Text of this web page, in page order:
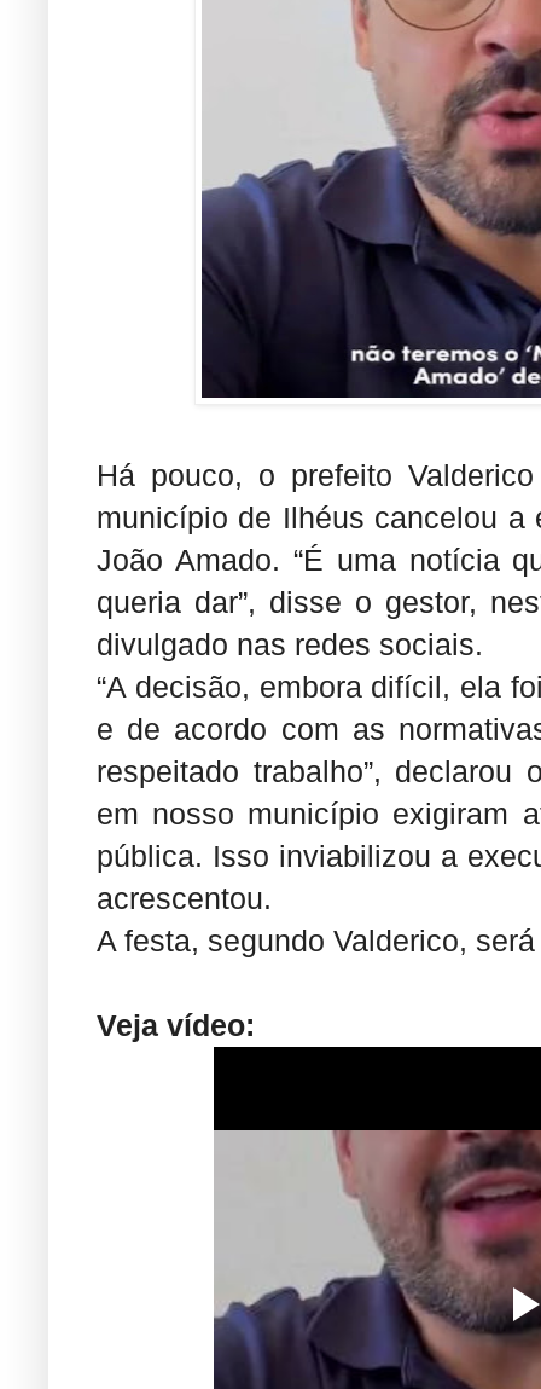
Há pouco, o prefeito
município de Ilhéus cancelou
João Amado. “É uma notícia
queria dar”, disse o gestor,
divulgado nas redes sociais.
“A decisão, embora difícil, ela
e de acordo com as
respeitado trabalho”, declarou
em nosso município exigiram
pública. Isso inviabilizou a
acrescentou.
A festa, segundo Valderico,
Veja vídeo: